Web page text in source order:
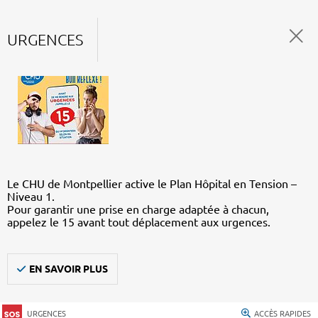
URGENCES
Le CHU de Montpellier active le Plan Hôpital en Tension –
Niveau 1.
Pour garantir une prise en charge adaptée à chacun,
appelez le 15 avant tout déplacement aux urgences.
EN SAVOIR PLUS
URGENCES ACCÈS RAPIDES